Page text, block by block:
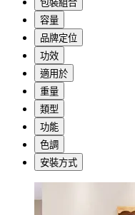
包裝組合
容量
品牌定位
功效
適用於
重量
類型
功能
色調
安裝方式